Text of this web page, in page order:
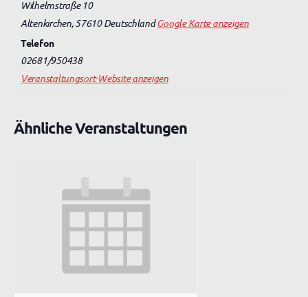
Wilhelmstraße 10
Altenkirchen,57610 DeutschlandGoogle Karte anzeigen
Telefon
02681/950438
Veranstaltungsort-Website anzeigen
Ähnliche Veranstaltungen